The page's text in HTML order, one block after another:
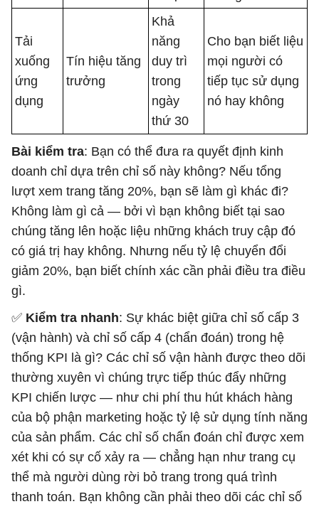
Tải
xuống
ứng
dụng
Tín hiệu tăng
trưởng
Khả
năng
duy trì
trong
ngày
thứ 30
Cho bạn biết liệu
mọi người có
tiếp tục sử dụng
nó hay không
Bài kiểm tra: Bạn có thể đưa ra quyết định kinh
doanh chỉ dựa trên chỉ số này không? Nếu tổng
lượt xem trang tăng 20%, bạn sẽ làm gì khác đi?
Không làm gì cả — bởi vì bạn không biết tại sao
chúng tăng lên hoặc liệu những khách truy cập đó
có giá trị hay không. Nhưng nếu tỷ lệ chuyển đổi
giảm 20%, bạn biết chính xác cần phải điều tra điều
gì.
✅ Kiểm tra nhanh: Sự khác biệt giữa chỉ số cấp 3
(vận hành) và chỉ số cấp 4 (chẩn đoán) trong hệ
thống KPI là gì? Các chỉ số vận hành được theo dõi
thường xuyên vì chúng trực tiếp thúc đẩy những
KPI chiến lược — như chi phí thu hút khách hàng
của bộ phận marketing hoặc tỷ lệ sử dụng tính năng
của sản phẩm. Các chỉ số chẩn đoán chỉ được xem
xét khi có sự cố xảy ra — chẳng hạn như trang cụ
thể mà người dùng rời bỏ trang trong quá trình
thanh toán. Bạn không cần phải theo dõi các chỉ số